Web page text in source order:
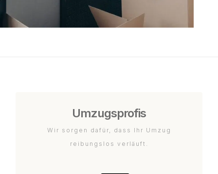
Umzugsprofis
Wir sorgen dafür, dass Ihr Umzug
reibungslos verläuft.